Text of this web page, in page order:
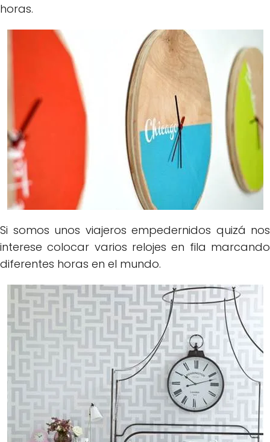
horas.
Si somos unos viajeros empedernidos quizá nos
interese colocar varios relojes en fila marcando
diferentes horas en el mundo.